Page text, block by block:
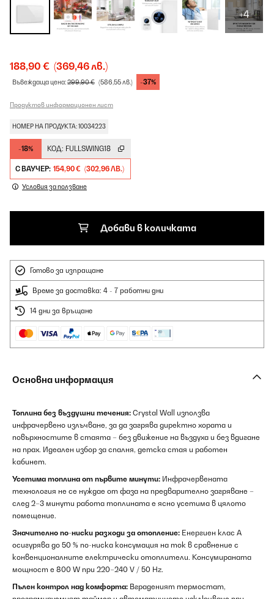
+4
188,90 € (369,46 лв.)
Въвеждаща цена:299,90 € (586,55 лв.) -37%
Продуктов информационен лист
НОМЕР НА ПРОДУКТА: 10034223
-18% КОД: FULLSWING18
С ВАУЧЕР: 154,90 € (302,96 ЛВ.)
Условия за ползване
Добави в количката
Готово за изпращане
Време за доставка: 4 - 7 работни дни
14 дни за връщане
Основна информация
Топлина без въздушни течения: Crystal Wall използва
инфрачервено излъчване, за да загрява директно хората и
повърхностите в стаята – без движение на въздуха и без вдигане
на прах. Идеален избор за спалня, детска стая и работен
кабинет.
Усетима топлина от първите минути: Инфрачервената
технология не се нуждае от фаза на предварително загряване –
след 2–3 минути работа топлината е ясно усетима в цялото
помещение.
Значително по-ниски разходи за отопление: Енергиен клас А
осигурява до 50 % по-ниска консумация на ток в сравнение с
конвенционалните електрически отоплители. Консумираната
мощност е 800 W при 220–240 V / 50 Hz.
Пълен контрол над комфорта: Вграденият термостат,